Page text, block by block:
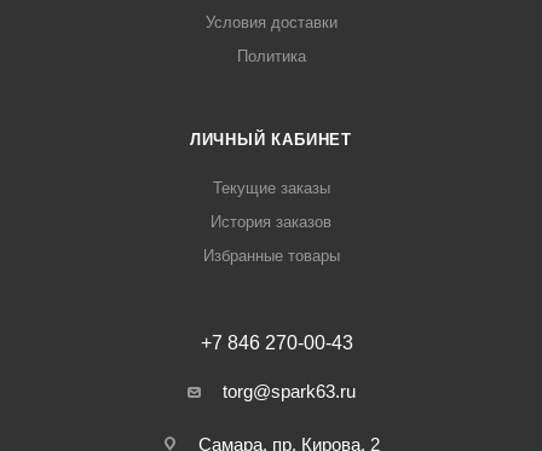
Условия доставки
Политика
ЛИЧНЫЙ КАБИНЕТ
Текущие заказы
История заказов
Избранные товары
+7 846 270-00-43
torg@spark63.ru
Самара, пр. Кирова, 2